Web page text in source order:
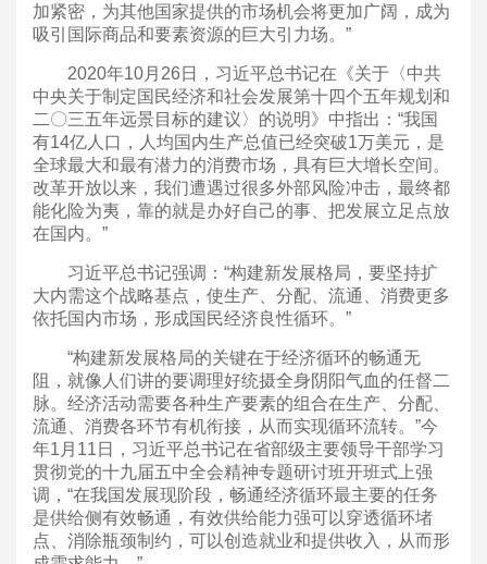
加紧密，为其他国家提供的市场机会将更加广阔，成为
吸引国际商品和要素资源的巨大引力场。”
2020年10月26日，习近平总书记在《关于〈中共
中央关于制定国民经济和社会发展第十四个五年规划和
二〇三五年远景目标的建议〉的说明》中指出：“我国
有14亿人口，人均国内生产总值已经突破1万美元，是
全球最大和最有潜力的消费市场，具有巨大增长空间。
改革开放以来，我们遭遇过很多外部风险冲击，最终都
能化险为夷，靠的就是办好自己的事、把发展立足点放
在国内。”
习近平总书记强调：“构建新发展格局，要坚持扩
大内需这个战略基点，使生产、分配、流通、消费更多
依托国内市场，形成国民经济良性循环。”
“构建新发展格局的关键在于经济循环的畅通无
阻，就像人们讲的要调理好统摄全身阴阳气血的任督二
脉。经济活动需要各种生产要素的组合在生产、分配、
流通、消费各环节有机衔接，从而实现循环流转。”今
年1月11日，习近平总书记在省部级主要领导干部学习
贯彻党的十九届五中全会精神专题研讨班开班式上强
调，“在我国发展现阶段，畅通经济循环最主要的任务
是供给侧有效畅通，有效供给能力强可以穿透循环堵
点、消除瓶颈制约，可以创造就业和提供收入，从而形